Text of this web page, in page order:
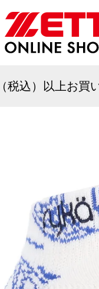
税込）以上お買